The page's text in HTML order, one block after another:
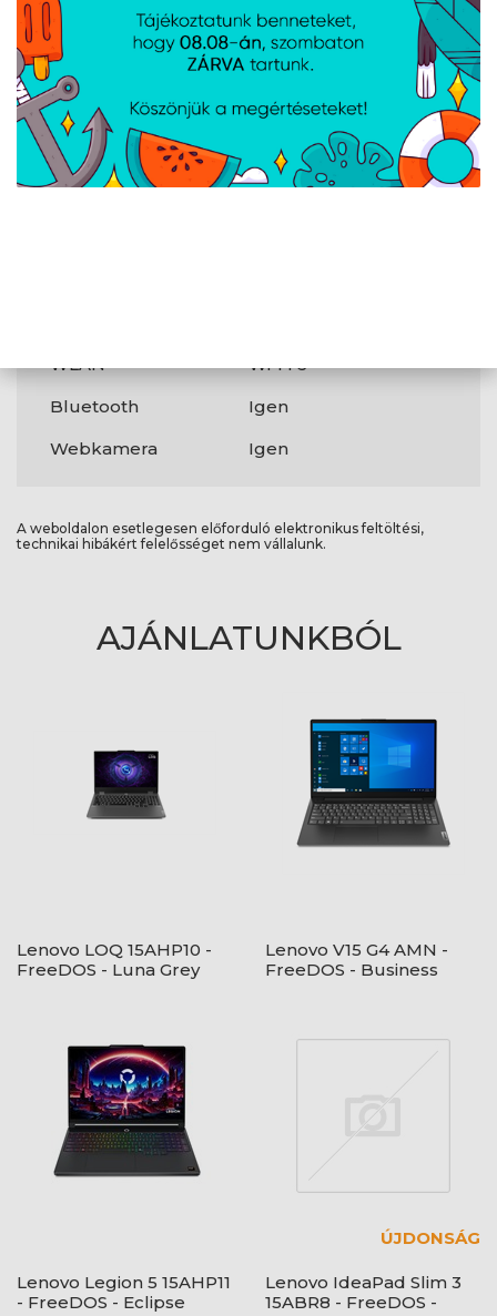
Operációs
rendszer
Windows® 11
Csatlakozók
USB3.0
2 db
WLAN
Wi-Fi 6
Bluetooth
Igen
Webkamera
Igen
A weboldalon esetlegesen előforduló elektronikus feltöltési,
technikai hibákért felelősséget nem vállalunk.
AJÁNLATUNKBÓL
Lenovo LOQ 15AHP10 -
FreeDOS - Luna Grey
Lenovo V15 G4 AMN -
FreeDOS - Business
Lenovo Legion 5 15AHP11
- FreeDOS - Eclipse
ÚJDONSÁG
Lenovo IdeaPad Slim 3
15ABR8 - FreeDOS -